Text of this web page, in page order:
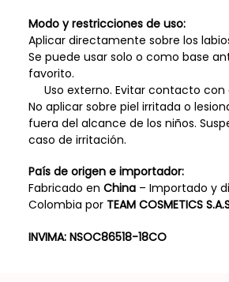
Modo y restricciones de uso:
Aplicar directamente sobre los
Se puede usar solo o como base
favorito.
Uso externo. Evitar contacto con
No aplicar sobre piel irritada o
fuera del alcance de los niños.
caso de irritación.
País de origen e importador:
Fabricado en China– Importado y
Colombia por TEAM COSMETICS
INVIMA: NSOC86518-18CO